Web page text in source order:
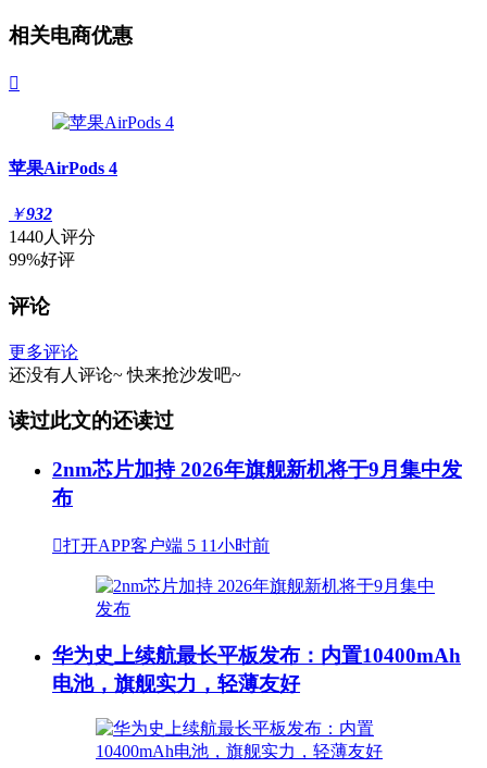
相关电商优惠

苹果AirPods 4
￥932
1440人评分
99%好评
评论
更多评论
还没有人评论~ 快来抢沙发吧~
读过此文的还读过
2nm芯片加持 2026年旗舰新机将于9月集中发
布
打开APP客户端 5 11小时前
华为史上续航最长平板发布：内置10400mAh
电池，旗舰实力，轻薄友好